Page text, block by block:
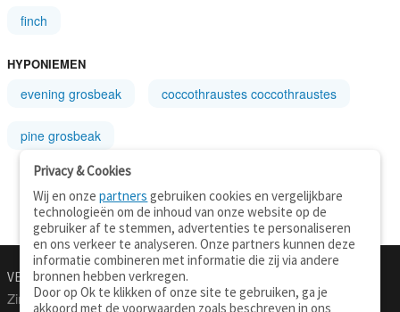
finch
HYPONIEMEN
evening grosbeak coccothraustes coccothraustes
pine grosbeak
VERTALEN.NU
Zinnen vertalen
Over deze site
Privacy & Cookies
Wij en onzepartners gebruiken cookies en vergelijkbare
technologieën om de inhoud van onze website op de
gebruiker af te stemmen, advertenties te personaliseren
en ons verkeer te analyseren. Onze partners kunnen deze
informatie combineren met informatie die zij via andere
bronnen hebben verkregen.
Door op Ok te klikken of onze site te gebruiken, ga je
akkoord met de voorwaarden zoals beschreven in ons